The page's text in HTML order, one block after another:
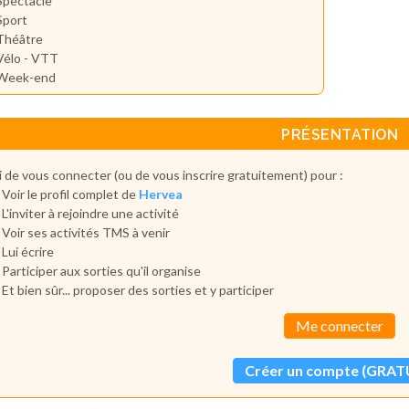
- VTT
end
PRÉSENTATION
de vous connecter (ou de vous inscrire gratuitement) pour :
Voir le profil complet de Hervea
L'inviter à rejoindre une activité
Voir ses activités TMS à venir
Lui écrire
Participer aux sorties qu'il organise
Et bien sûr... proposer des sorties et y participer
Me connecter
Créer un compte